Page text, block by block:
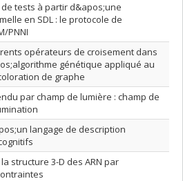
tests à partir d&apos;une
en SDL : le protocole de
PNNI
opérateurs de croisement dans
génétique appliqué au
de graphe
par champ de lumière : champ de
langage de description
structure 3-D des ARN par